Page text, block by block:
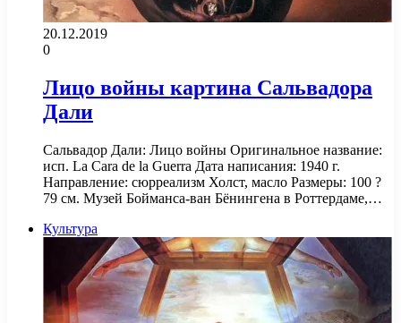
20.12.2019
0
Лицо войны картина Сальвадора
Дали
Сальвадор Дали: Лицо войны Оригинальное название:
исп. La Cara de la Guerra Дата написания: 1940 г.
Направление: сюрреализм Холст, масло Размеры: 100 ?
79 см. Музей Бойманса-ван Бёнингена в Роттердаме,…
Культура